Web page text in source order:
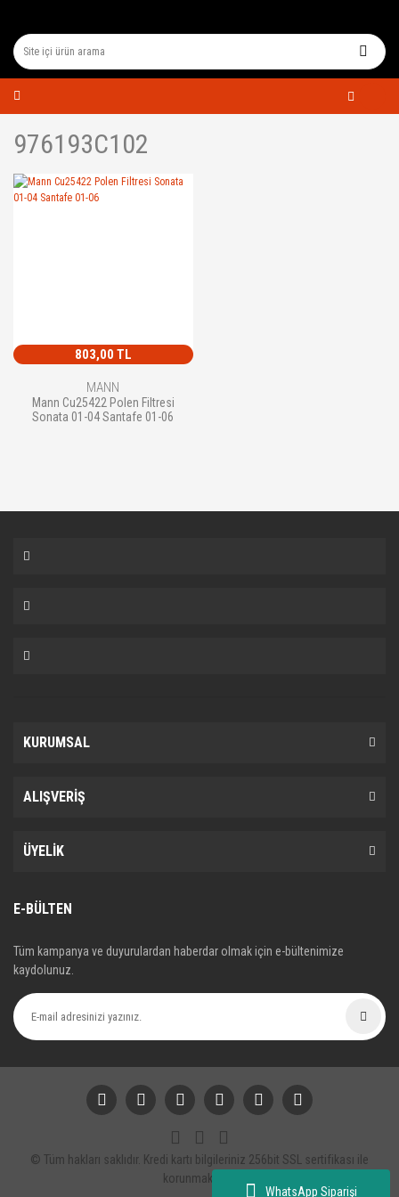
WhatsApp Siparişi
976193C102
803,00 TL
MANN
Mann Cu25422 Polen Filtresi
Sonata 01-04 Santafe 01-06
KURUMSAL
ALIŞVERİŞ
ÜYELİK
E-BÜLTEN
Tüm kampanya ve duyurulardan haberdar olmak için e-bültenimize
kaydolunuz.
© Tüm hakları saklıdır. Kredi kartı bilgileriniz 256bit SSL sertifikası ile
korunmaktadır.